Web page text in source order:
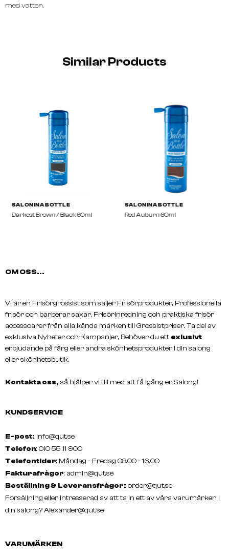
med vatten.
Similar Products
SALON IN A BOTTLE
Darkest Brown / Black 60ml
SALON IN A BOTTLE
Red Auburn 60ml
OM OSS...
Vi är en Frisörgrossist som säljer Frisörprodukter, Professionella
frisör och barberar saxar, Frisörinredning och praktiska frisör
accessoarer från alla kända märken till Grossistpriser. Ta del av
exklusiva Nyheter och Kampanjer, Behöver du ett exlusivt
erbjudande på färg eller andra skönhetsprodukter i din salong
eller skönhetsbutik.
Kontakta oss, så hjälper vi till med att få igång er Salong!
KUNDSERVICE
E-post: info@qut.se
Telefon: 010 55 11 900
Telefontider: Måndag - Fredag 08.00 - 16.00
Fakturafrågor: admin@qut.se
Beställning & Leveransfrågor: order@qut.se
Försäljning eller intresserad av att ta in ett av våra varumärken i
din salong?Alexander@qut.se
VARUMÄRKEN